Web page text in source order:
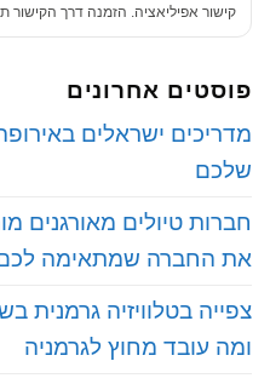
קישור אפיליאציה. הזמנה דרך הקישור
פוסטים אחרונים
‏מדריכים ישראלים
שלכם
‏חברות טיולים מאורגנים
את החברה שמתאימה
‏צפייה בטלוויזיה גרמנית
ומה עובד מחוץ לגרמניה